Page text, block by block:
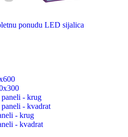
ponudu LED sijalica
- krug
- kvadrat
- krug
- kvadrat